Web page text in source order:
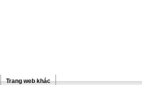
Trang web khác